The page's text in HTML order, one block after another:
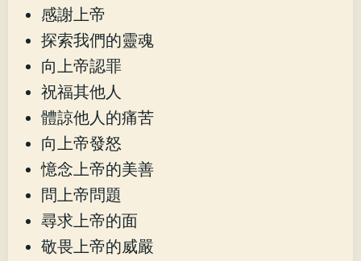
感謝上帝
探索我們的靈魂
向上帝認罪
祝福其他人
體諒他人的痛苦
向上帝發怒
憶念上帝的美善
問上帝問題
尋求上帝的面
敬畏上帝的威嚴